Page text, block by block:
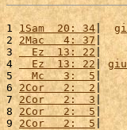
1 1Sam  20: 34|
2 2Mac   4: 37
3
  Ez  13: 22
|
4
  Ez  13: 22
|
5
  Mc   3:  5
|
6 2Cor   2:  2 |
7 2Cor   2:  3 |
8 2Cor   2:  5 |
9 2Cor   2:  5 |